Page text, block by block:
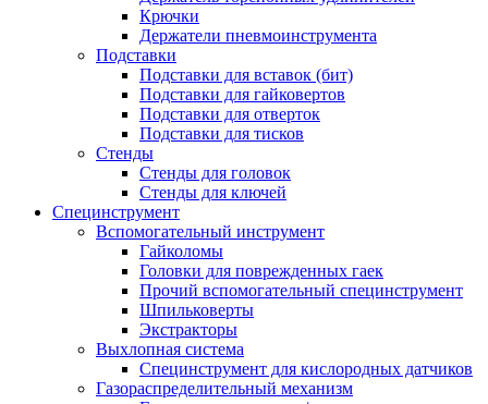
Крючки
Держатели пневмоинструмента
Подставки
Подставки для вставок (бит)
Подставки для гайковертов
Подставки для отверток
Подставки для тисков
Стенды
Стенды для головок
Стенды для ключей
Специнструмент
Вспомогательный инструмент
Гайколомы
Головки для поврежденных гаек
Прочий вспомогательный специнструмент
Шпильковерты
Экстракторы
Выхлопная система
Специнструмент для кислородных датчиков
Газораспределительный механизм